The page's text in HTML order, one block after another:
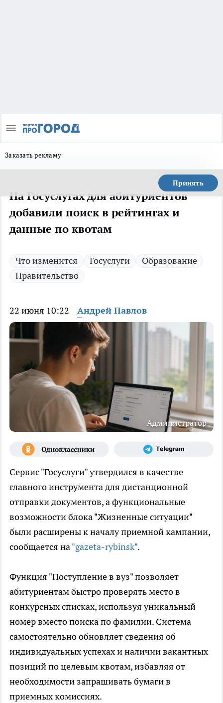
Заказать рекламу
Принять
На Госуслугах для абитуриентов
добавили поиск в рейтингах и
данные по квотам
Что изменится Госуслуги
Образование
Правительство
22 июня 10:22 Андрей Павлов
Администратор
Сервис "Госуслуги" утвердился в качестве
главного инструмента для дистанционной
отправки документов, а функциональные
возможности блока "Жизненные ситуации"
были расширены к началу приемной кампании,
сообщается на"gazeta-rybinsk".
Функция "Поступление в вуз" позволяет
абитуриентам быстро проверять место в
конкурсных списках, используя уникальный
номер вместо поиска по фамилии. Система
самостоятельно обновляет сведения об
индивидуальных успехах и наличии вакантных
позиций по целевым квотам, избавляя от
необходимости запрашивать бумаги в
приемных комиссиях.